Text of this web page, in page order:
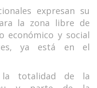
expresan su
la zona libre de
económico y social
ya está en el
la totalidad de la